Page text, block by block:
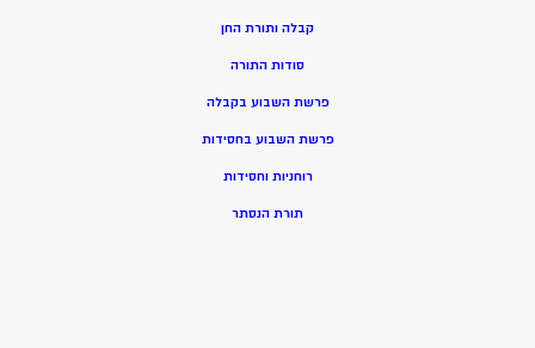
קבלה ותורת החן
סודות התורה
פרשת השבוע בקבלה
פרשת השבוע בחסידות
רוחניות וחסידות
תורת הנסתר